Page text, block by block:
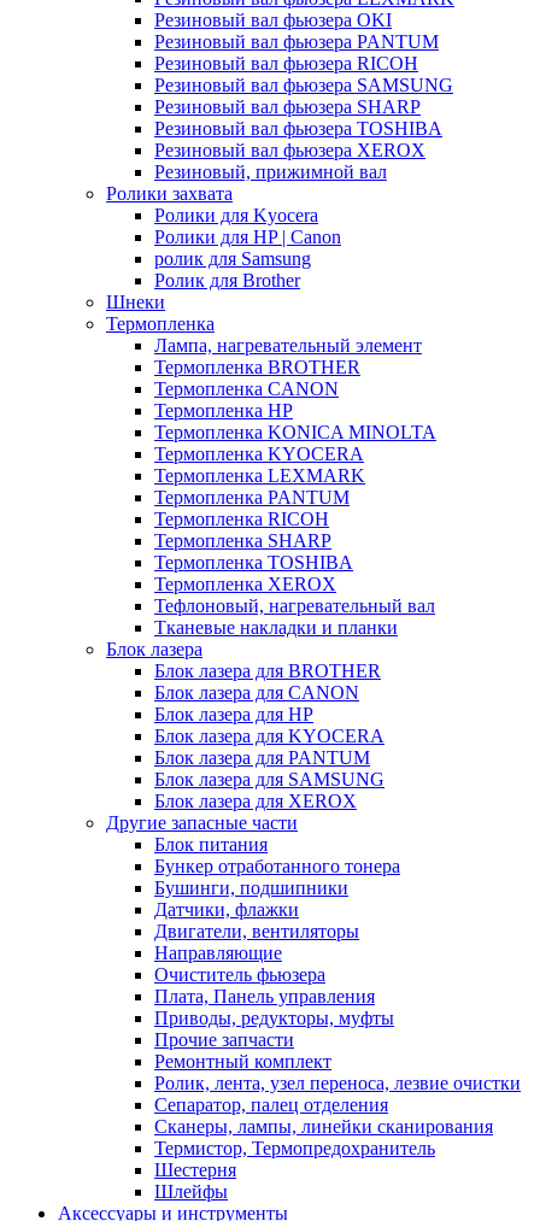
Резиновый вал фьюзера OKI
Резиновый вал фьюзера PANTUM
Резиновый вал фьюзера RICOH
Резиновый вал фьюзера SAMSUNG
Резиновый вал фьюзера SHARP
Резиновый вал фьюзера TOSHIBA
Резиновый вал фьюзера XEROX
Резиновый, прижимной вал
Ролики захвата
Ролики для Kyocera
Ролики для HP | Canon
ролик для Samsung
Ролик для Brother
Шнеки
Термопленка
Лампа, нагревательный элемент
Термопленка BROTHER
Термопленка CANON
Термопленка HP
Термопленка KONICA MINOLTA
Термопленка KYOCERA
Термопленка LEXMARK
Термопленка PANTUM
Термопленка RICOH
Термопленка SHARP
Термопленка TOSHIBA
Термопленка XEROX
Тефлоновый, нагревательный вал
Тканевые накладки и планки
Блок лазера
Блок лазера для BROTHER
Блок лазера для CANON
Блок лазера для HP
Блок лазера для KYOCERA
Блок лазера для PANTUM
Блок лазера для SAMSUNG
Блок лазера для XEROX
Другие запасные части
Блок питания
Бункер отработанного тонера
Бушинги, подшипники
Датчики, флажки
Двигатели, вентиляторы
Направляющие
Очиститель фьюзера
Плата, Панель управления
Приводы, редукторы, муфты
Прочие запчасти
Ремонтный комплект
Ролик, лента, узел переноса, лезвие очистки
Сепаратор, палец отделения
Сканеры, лампы, линейки сканирования
Термистор, Термопредохранитель
Шестерня
Шлейфы
Аксессуары и инструменты